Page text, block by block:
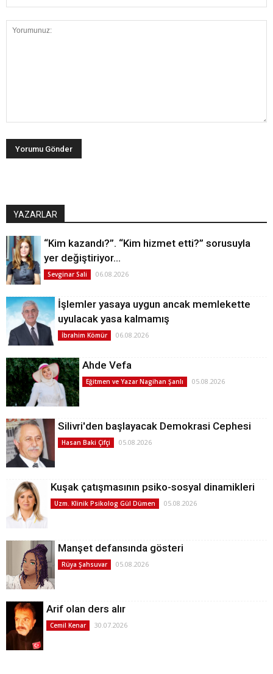
YAZARLAR
“Kim kazandı?”. “Kim hizmet etti?” sorusuyla
yer değiştiriyor…
Sevginar Sali 06.08.2026
İşlemler yasaya uygun ancak memlekette
uyulacak yasa kalmamış
İbrahim Kömür 06.08.2026
Ahde Vefa
Eğitmen ve Yazar Nagihan Şanlı 05.08.2026
Silivri'den başlayacak Demokrasi Cephesi
Hasan Baki Çifçi 05.08.2026
Kuşak çatışmasının psiko-sosyal dinamikleri
Uzm. Klinik Psikolog Gül Dümen 05.08.2026
Manşet defansında gösteri
Rüya Şahsuvar 05.08.2026
Arif olan ders alır
Cemil Kenar 30.07.2026